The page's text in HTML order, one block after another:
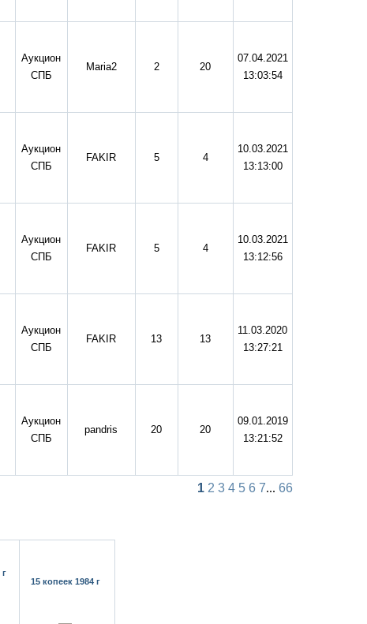
Аукцион
СПБ
Maria2 2 20
07.04.2021
13:03:54
Аукцион
СПБ
FAKIR 5 4
10.03.2021
13:13:00
Аукцион
СПБ
FAKIR 5 4
10.03.2021
13:12:56
Аукцион
СПБ
FAKIR 13 13
11.03.2020
13:27:21
Аукцион
СПБ
pandris 20 20
09.01.2019
13:21:52
1 2 3 4 5 6 7... 66
г
15 копеек 1984 г